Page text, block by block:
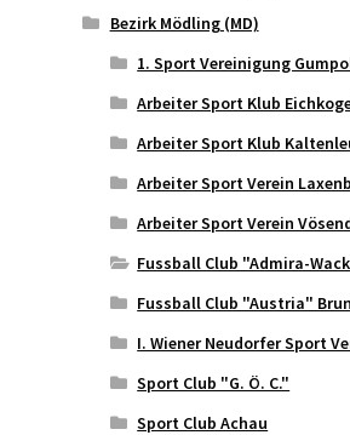
Bezirk Mödling (MD)
1. Sport Vereinigung
Arbeiter Sport Klub
Arbeiter Sport Klub
Arbeiter Sport Verein
Arbeiter Sport Verein
Fussball Club "Admira-
Fussball Club "Austria"
I. Wiener Neudorfer Sport
Sport Club "G. Ö. C."
Sport Club Achau